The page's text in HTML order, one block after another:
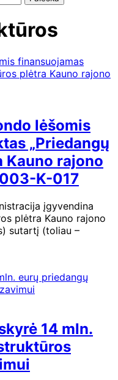
lėšomis
„Priedangų
rajono
K-017
įgyvendina
plėtra Kauno rajono
sutartį (toliau –
14 mln.